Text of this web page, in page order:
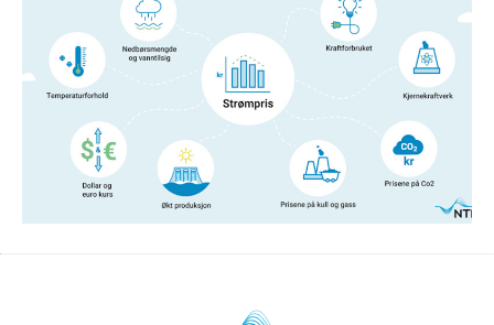
Hva påvirker strømprisen?
Er du nysgjerrig på hva og hvem som egentlig
bestemmer hvor mye strømmen koster?
Les mer